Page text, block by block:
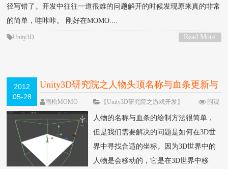
径写错了。开发中往往一道很难的问题解开的时候发现原来真的非常
的简单，哇咔咔。 刚好在MOMO....
Read More
Unity3D
2012
05-28
Unity3D研究院之人物头顶名称与血条更新与
绘制（二十六）
雨松MOMO 【Unity3D研究院之游戏开发】
围观
148481次
70 条评论
人物的名称与血条的绘制方法很简单，
但是我们需要解决的问题是如何在3D世
界中寻找合适的坐标。因为3D世界中的
人物是会移动的，它是在3D世界中移